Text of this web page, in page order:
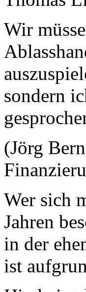
Wir
sondern
(Jörg
Wer sich
Jahren
in der
ist